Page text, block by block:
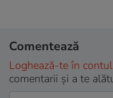
Comentează
Loghează-te în
comentarii și a te